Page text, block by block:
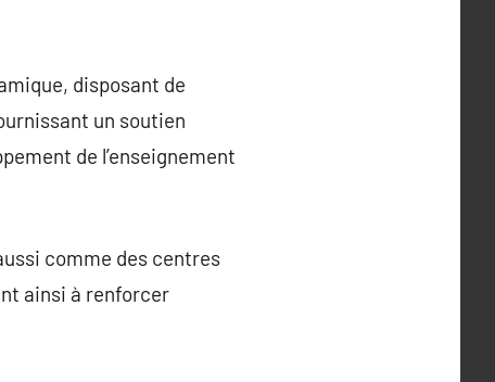
disposant de
un soutien
de l’enseignement
comme des centres
ainsi à renforcer